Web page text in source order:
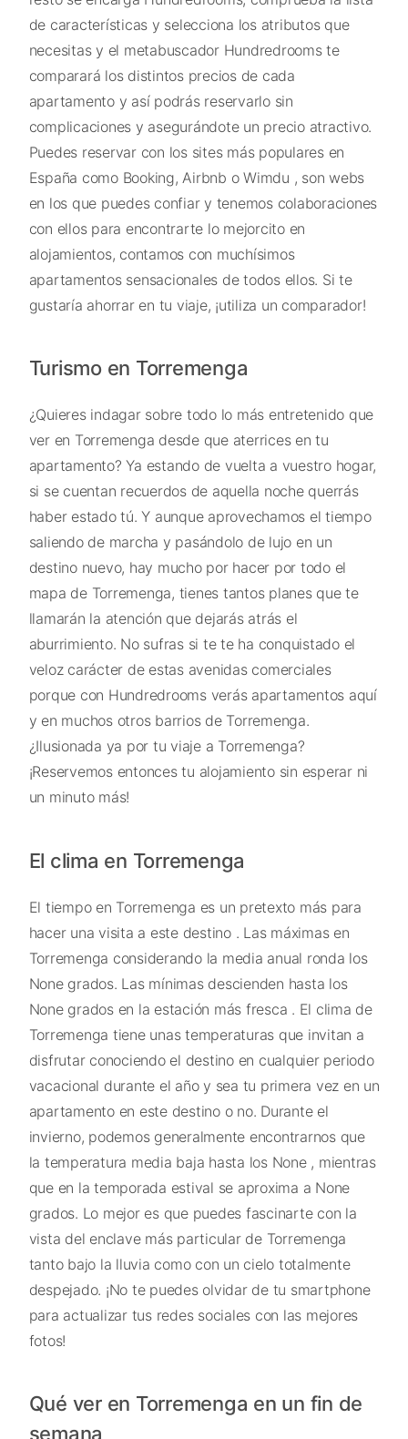
de características y selecciona los atributos que
necesitas y el metabuscador Hundredrooms te
comparará los distintos precios de cada
apartamento y así podrás reservarlo sin
complicaciones y asegurándote un precio atractivo.
Puedes reservar con los sites más populares en
España como Booking, Airbnb o Wimdu , son webs
en los que puedes confiar y tenemos colaboraciones
con ellos para encontrarte lo mejorcito en
alojamientos, contamos con muchísimos
apartamentos sensacionales de todos ellos. Si te
gustaría ahorrar en tu viaje, ¡utiliza un comparador!
Turismo en Torremenga
¿Quieres indagar sobre todo lo más entretenido que
ver en Torremenga desde que aterrices en tu
apartamento? Ya estando de vuelta a vuestro hogar,
si se cuentan recuerdos de aquella noche querrás
haber estado tú. Y aunque aprovechamos el tiempo
saliendo de marcha y pasándolo de lujo en un
destino nuevo, hay mucho por hacer por todo el
mapa de Torremenga, tienes tantos planes que te
llamarán la atención que dejarás atrás el
aburrimiento. No sufras si te te ha conquistado el
veloz carácter de estas avenidas comerciales
porque con Hundredrooms verás apartamentos aquí
y en muchos otros barrios de Torremenga.
¿Ilusionada ya por tu viaje a Torremenga?
¡Reservemos entonces tu alojamiento sin esperar ni
un minuto más!
El clima en Torremenga
El tiempo en Torremenga es un pretexto más para
hacer una visita a este destino . Las máximas en
Torremenga considerando la media anual ronda los
None grados. Las mínimas descienden hasta los
None grados en la estación más fresca . El clima de
Torremenga tiene unas temperaturas que invitan a
disfrutar conociendo el destino en cualquier periodo
vacacional durante el año y sea tu primera vez en un
apartamento en este destino o no. Durante el
invierno, podemos generalmente encontrarnos que
la temperatura media baja hasta los None , mientras
que en la temporada estival se aproxima a None
grados. Lo mejor es que puedes fascinarte con la
vista del enclave más particular de Torremenga
tanto bajo la lluvia como con un cielo totalmente
despejado. ¡No te puedes olvidar de tu smartphone
para actualizar tus redes sociales con las mejores
fotos!
Qué ver en Torremenga en un fin de
semana